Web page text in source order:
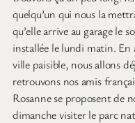
quelqu’un qui nous la
qu’elle arrive au garage le
installée le lundi matin.
ville paisible, nous allons
retrouvons nos amis
Rosanne se proposent de
dimanche visiter le parc